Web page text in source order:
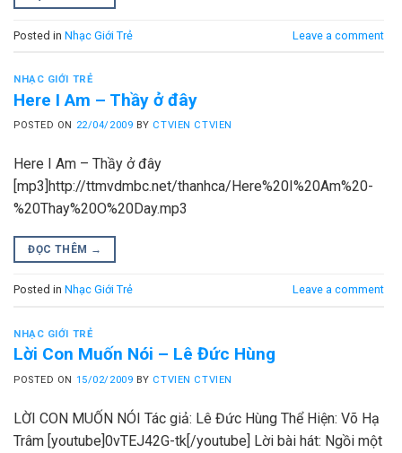
Posted in Nhạc Giới Trẻ Leave a comment
NHẠC GIỚI TRẺ
Here I Am – Thầy ở đây
POSTED ON 22/04/2009 BY CTVIEN CTVIEN
Here I Am – Thầy ở đây
[mp3]http://ttmvdmbc.net/thanhca/Here%20I%20Am%20-
%20Thay%20O%20Day.mp3
ĐỌC THÊM →
Posted in Nhạc Giới Trẻ Leave a comment
NHẠC GIỚI TRẺ
Lời Con Muốn Nói – Lê Đức Hùng
POSTED ON 15/02/2009 BY CTVIEN CTVIEN
LỜI CON MUỐN NÓI Tác giả: Lê Đức Hùng Thể Hiện: Võ Hạ
Trâm [youtube]0vTEJ42G-tk[/youtube] Lời bài hát: Ngồi một